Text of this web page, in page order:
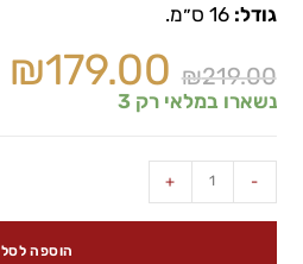
גודל:16 ס״מ.
₪219.00
₪179.00
נשארו במלאי רק 3
-
+
הוספה לסל